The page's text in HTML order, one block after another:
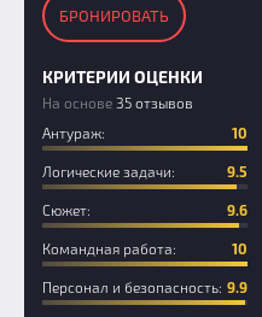
БРОНИРОВАТЬ
КРИТЕРИИ ОЦЕНКИ
На основе 35 отзывов
Антураж:
10
Логические задачи: 9.5
Сюжет: 9.6
Командная работа: 10
Персонал и безопасность: 9.9